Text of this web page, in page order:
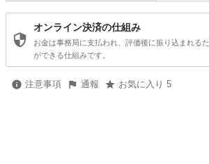
オンライン決済の仕組み
お金は事務局に支払われ、評価後に振り込まれる
ができる仕組みです。
注意事項 通報 お気に入り 5